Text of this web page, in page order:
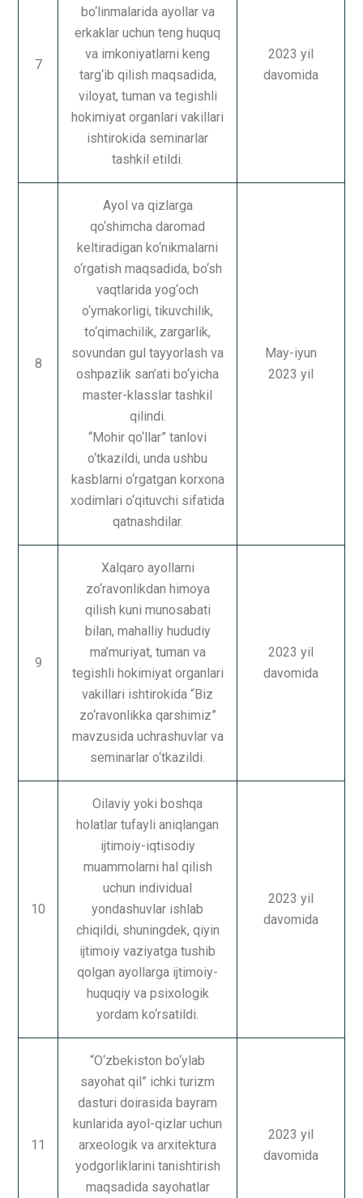
7
bo‘linmalarida ayollar va
erkaklar uchun teng huquq
va imkoniyatlarni keng
targ‘ib qilish maqsadida,
viloyat, tuman va tegishli
hokimiyat organlari vakillari
ishtirokida seminarlar
tashkil etildi.
2023 yil
davomida
8
Ayol va qizlarga
qo‘shimcha daromad
keltiradigan ko‘nikmalarni
o‘rgatish maqsadida, bo‘sh
vaqtlarida yog‘och
o‘ymakorligi, tikuvchilik,
to‘qimachilik, zargarlik,
sovundan gul tayyorlash va
oshpazlik san’ati bo‘yicha
master-klasslar tashkil
qilindi.
“Mohir qo‘llar” tanlovi
o‘tkazildi, unda ushbu
kasblarni o‘rgatgan korxona
xodimlari o‘qituvchi sifatida
qatnashdilar.
May-iyun
2023 yil
9
Xalqaro ayollarni
zo‘ravonlikdan himoya
qilish kuni munosabati
bilan, mahalliy hududiy
ma’muriyat, tuman va
tegishli hokimiyat organlari
vakillari ishtirokida “Biz
zo‘ravonlikka qarshimiz”
mavzusida uchrashuvlar va
seminarlar o‘tkazildi.
2023 yil
davomida
10
Oilaviy yoki boshqa
holatlar tufayli aniqlangan
ijtimoiy-iqtisodiy
muammolarni hal qilish
uchun individual
yondashuvlar ishlab
chiqildi, shuningdek, qiyin
ijtimoiy vaziyatga tushib
qolgan ayollarga ijtimoiy-
huquqiy va psixologik
yordam ko‘rsatildi.
2023 yil
davomida
11
“O‘zbekiston bo‘ylab
sayohat qil” ichki turizm
dasturi doirasida bayram
kunlarida ayol-qizlar uchun
arxeologik va arxitektura
yodgorliklarini tanishtirish
maqsadida sayohatlar
2023 yil
davomida